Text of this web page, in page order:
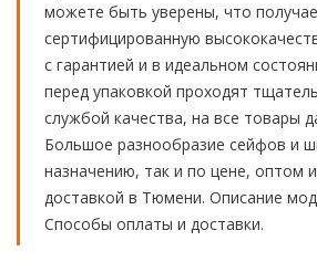
можете быть уверены, что
сертифицированную
с гарантией и в идеальном
перед упаковкой проходят
службой качества, на все товары
Большое разнообразие сейфов и
назначению, так и по цене, оптом
доставкой в Тюмени. Описание
Способы оплаты и доставки.